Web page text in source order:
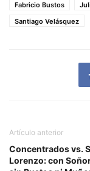
Fabricio Bustos
Santiago Velásquez
Artículo anterior
Concentrados vs.
Lorenzo: con